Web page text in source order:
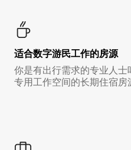
适合数字游民工作的房源
你是有出行需求的专业人
专用工作空间的长期住宿房